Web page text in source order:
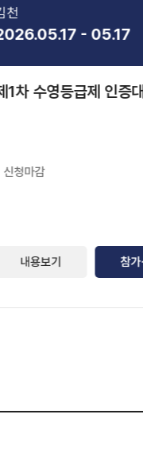
천
- 05.17
1차 수영등급제 인증
신청마감
내용보기 참